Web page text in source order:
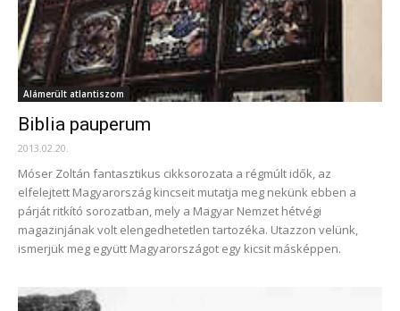
Alámerült atlantiszom
Biblia pauperum
2013.02.20.
Móser Zoltán fantasztikus cikksorozata a régmúlt idők, az
elfelejtett Magyarország kincseit mutatja meg nekünk ebben a
párját ritkító sorozatban, mely a Magyar Nemzet hétvégi
magazinjának volt elengedhetetlen tartozéka. Utazzon velünk,
ismerjük meg együtt Magyarországot egy kicsit másképpen.